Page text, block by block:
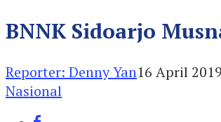
BNNK Sidoarjo
Reporter: Denny Yan16 April 2019
Nasional